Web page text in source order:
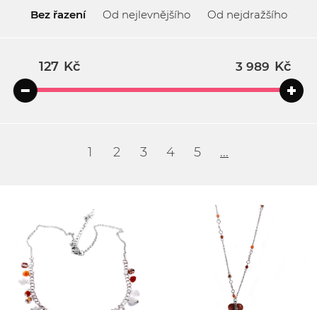
Bez řazení Od nejlevnějšího Od nejdražšího
Kč Kč
1 2 3 4 5 ...